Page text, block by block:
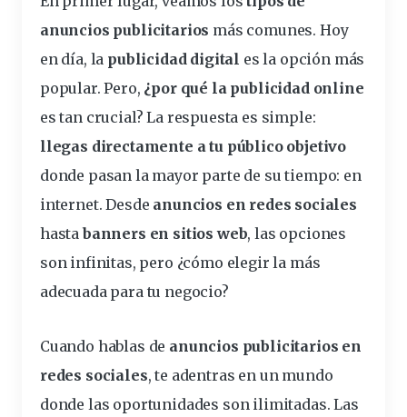
anuncios publicitarios más comunes. Hoy
en día, la publicidad digital es la opción más
popular. Pero, ¿por qué la publicidad online
es tan crucial? La respuesta es simple:
llegas directamente a tu público objetivo
donde pasan la mayor parte de su tiempo: en
internet. Desde anuncios en redes sociales
hastabanners en sitios web, las opciones
son infinitas, pero ¿cómo elegir la más
adecuada para tu negocio?
Cuando hablas de anuncios publicitarios en
redes sociales, te adentras en un mundo
donde las oportunidades son ilimitadas. Las